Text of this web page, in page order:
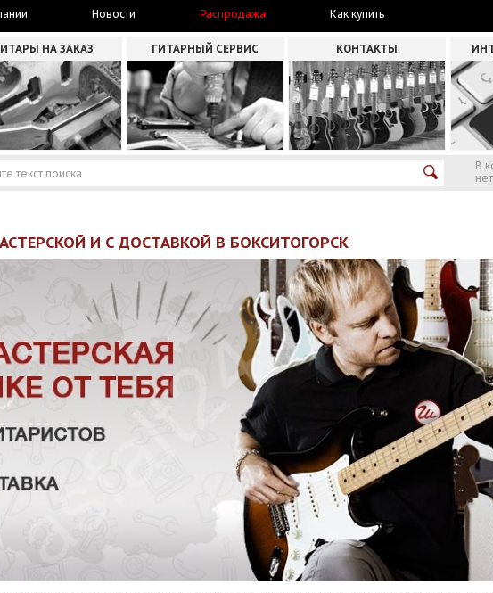
Новости Распродажа Как купить
НА ЗАКАЗ ГИТАРНЫЙ СЕРВИС КОНТАКТЫ
В
И С ДОСТАВКОЙ В БОКСИТОГОРСК